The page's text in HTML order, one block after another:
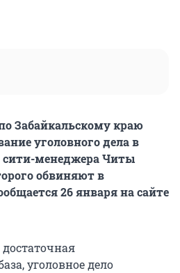
Забайкальскому краю
уголовного дела в
менеджера Читы
обвиняют в
26 января на сайте
уголовное дело